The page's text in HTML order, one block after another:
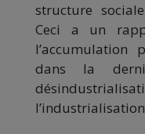
structure
Ceci a un
l’accumulation
dans la